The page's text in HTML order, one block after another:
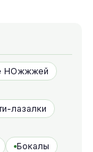
НОжжжей
лазалки
Бокалы